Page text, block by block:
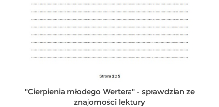
"Cierpienia młodego Wertera" - sprawdzian ze
znajomości lektury